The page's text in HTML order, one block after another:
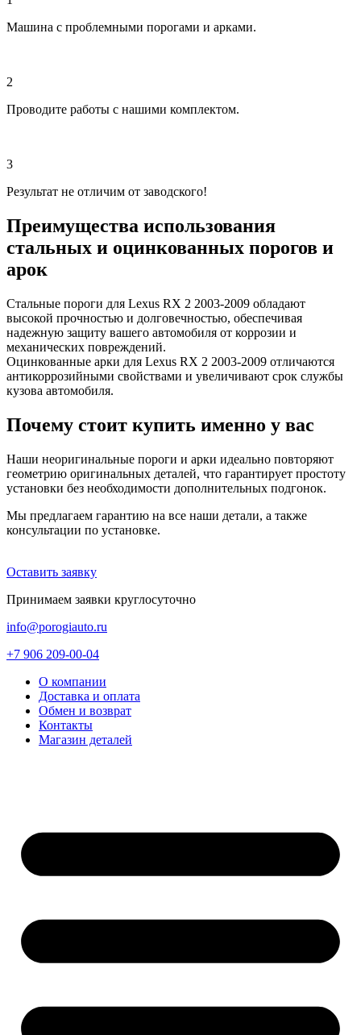
Машина с проблемными порогами и арками.
2
Проводите работы с нашими комплектом.
3
Результат не отличим от заводского!
Преимущества использования
стальных и оцинкованных порогов и
арок
Стальные пороги для Lexus RX 2 2003-2009 обладают
высокой прочностью и долговечностью, обеспечивая
надежную защиту вашего автомобиля от коррозии и
механических повреждений.
Оцинкованные арки для Lexus RX 2 2003-2009 отличаются
антикоррозийными свойствами и увеличивают срок службы
кузова автомобиля.
Почему стоит купить именно у вас
Наши неоригинальные пороги и арки идеально повторяют
геометрию оригинальных деталей, что гарантирует простоту
установки без необходимости дополнительных подгонок.
Мы предлагаем гарантию на все наши детали, а также
консультации по установке.
Оставить заявку
Принимаем заявки круглосуточно
info@porogiauto.ru
+7 906 209-00-04
О компании
Доставка и оплата
Обмен и возврат
Контакты
Магазин деталей